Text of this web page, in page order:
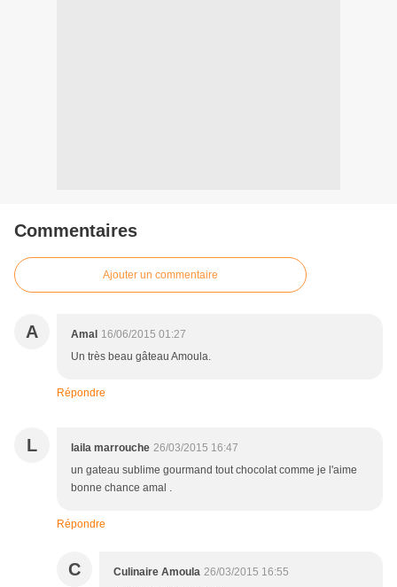
Commentaires
Ajouter un commentaire
A Amal 16/06/2015 01:27
Un très beau gâteau Amoula.
Répondre
L laila marrouche 26/03/2015 16:47
un gateau sublime gourmand tout chocolat comme je l'aime
bonne chance amal .
Répondre
C Culinaire Amoula 26/03/2015 16:55